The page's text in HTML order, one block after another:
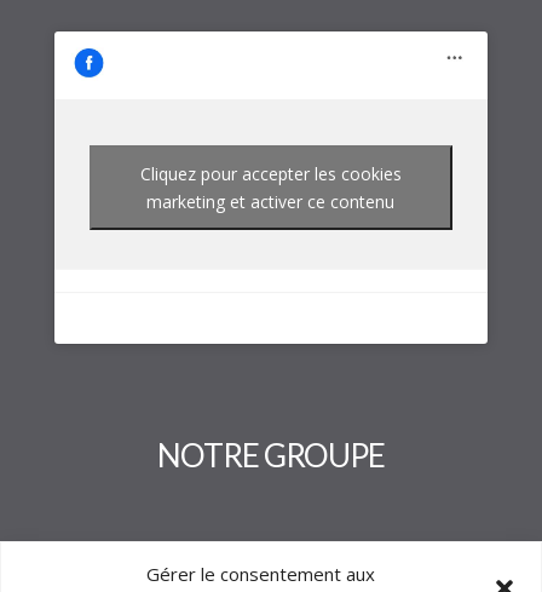
Gérer le consentement aux
Cliquez pour accepter les cookies
marketing et activer ce contenu
NOTRE GROUPE